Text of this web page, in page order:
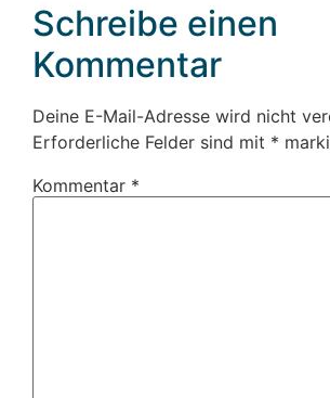
Schreibe einen
Kommentar
Deine E-Mail-Adresse wird nicht
Erforderliche Felder sind mit *
Kommentar *